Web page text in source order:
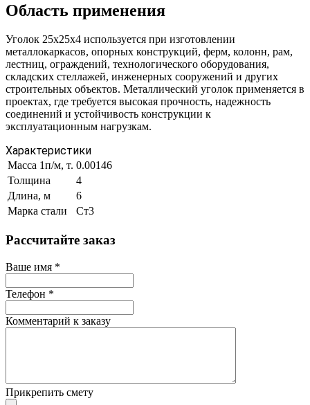
Область применения
Уголок 25х25х4 используется при изготовлении
металлокаркасов, опорных конструкций, ферм, колонн, рам,
лестниц, ограждений, технологического оборудования,
складских стеллажей, инженерных сооружений и других
строительных объектов. Металлический уголок применяется в
проектах, где требуется высокая прочность, надежность
соединений и устойчивость конструкции к
эксплуатационным нагрузкам.
Характеристики
Масса 1п/м, т. 0.00146
Толщина
4
Длина, м
6
Марка стали
Ст3
Рассчитайте заказ
Ваше имя *
Телефон *
Комментарий к заказу
Прикрепить смету